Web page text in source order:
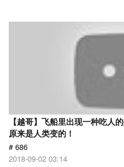
【越哥】飞船里出现一种吃人
原来是人类变的！
# 686
2018-09-02 03:14